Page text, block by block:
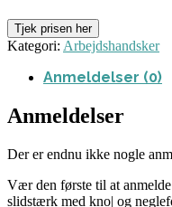
Tjek prisen her
Kategori: Arbejdshandsker
Anmeldelser (0)
Anmeldelser
Der er endnu ikke nogle
Vær den første til at
slidstærk med kno| og